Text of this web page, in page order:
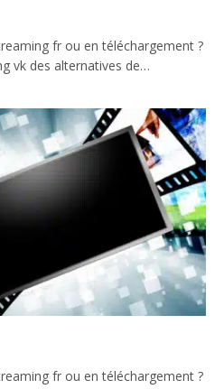
fr ou en téléchargement ?
vk des alternatives de…
fr ou en téléchargement ?